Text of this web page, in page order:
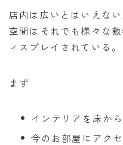
店内は広いとはいえな
空間はそれでも様々な
ィスプレイされている。
まず
インテリアを床か
今のお部屋にアク